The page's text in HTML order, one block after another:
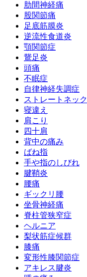
肋間神経痛
股関節痛
足底筋膜炎
逆流性食道炎
顎関節症
鵞足炎
頭痛
不眠症
自律神経失調症
ストレートネック
寝違え
肩こり
四十肩
背中の痛み
ばね指
手や指のしびれ
腱鞘炎
腰痛
ギックリ腰
坐骨神経痛
脊柱管狭窄症
ヘルニア
梨状筋症候群
膝痛
変形性膝関節症
アキレス腱炎